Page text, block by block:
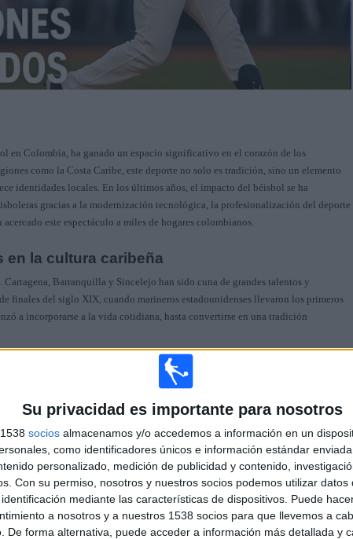
Su privacidad es importante para nosotros
socios almacenamos y/o accedemos a información en un
como identificadores únicos e información estándar
personalizado, medición de publicidad y contenido,
Con su permiso, nosotros y nuestros socios podemos utilizar datos
mediante las características de dispositivos. Puede
a nosotros y a nuestros 1538 socios para que llevemos a
De forma alternativa, puede acceder a información más detallada y
en Colombia, ha ganado un espacio significativo en el corazón de los
como la Costa Caribe, este deporte no solo es tradición, sino un elemento
identidades locales. En los últimos años, el impacto del béisbol se ha
gracias a la modernización tecnológica, la profesionalización del deporte
este espectáculo a miles de hogares colombianos.
en la cultura caribeña
Barranquilla y Sincelejo han sido cuna de grandes talentos y
finales del siglo XIX, cuando marineros estadounidenses llevaron los primeros
a incorporarse a la vida cotidiana, hasta convertirse en una tradición
que un deporte: es una oportunidad. Academias, ligas locales y torneos
talentos y abrir puertas a ligas mayores de otros países, especialmente en
han logrado cruzar esas fronteras y convertirse en referentes,
al gran escenario.
orgullo nacional
internacionales. Participaciones destacadas en el Clásico Mundial de
Ligas y el fortalecimiento de laLiga Profesional de Béisbol Colombiano
peloteros colombianos han resonado en la prensa internacional gracias a